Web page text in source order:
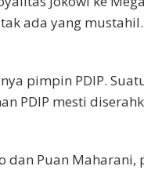
ada yang
pimpin PDIP.
PDIP mesti
Puan Maharani,